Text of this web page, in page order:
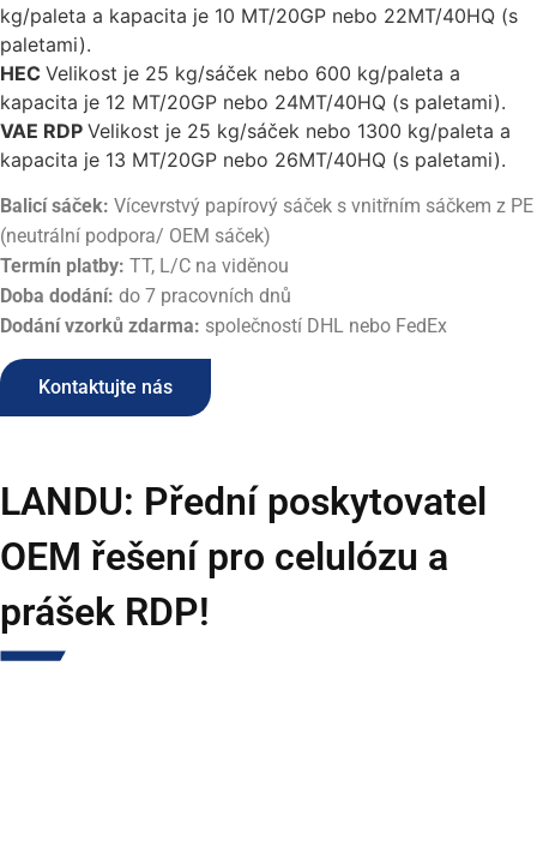
kg/paleta a kapacita je 10 MT/20GP nebo 22MT/40HQ (s
paletami).
HEC Velikost je 25 kg/sáček nebo 600 kg/paleta a
kapacita je 12 MT/20GP nebo 24MT/40HQ (s paletami).
VAE RDP Velikost je 25 kg/sáček nebo 1300 kg/paleta a
kapacita je 13 MT/20GP nebo 26MT/40HQ (s paletami).
Balicí sáček: Vícevrstvý papírový sáček s vnitřním sáčkem z PE
(neutrální podpora/ OEM sáček)
Termín platby: TT, L/C na viděnou
Doba dodání: do 7 pracovních dnů
Dodání vzorků zdarma: společností DHL nebo FedEx
Kontaktujte nás
LANDU: Přední poskytovatel
OEM řešení pro celulózu a
prášek RDP!